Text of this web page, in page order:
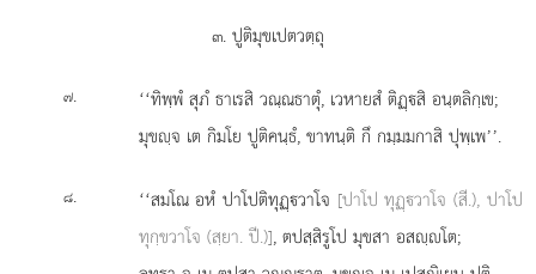
๓. ปูติมุขเปตวตฺถุ
๗.
‘‘ทิพฺพํ สุภํ ธาเรสิ วณฺณธาตุํ, เวหายสํ ติฏฺสิ อนฺตลิกฺเข;
มุขฺจ เต กิมโย ปูติคนฺธํ, ขาทนฺติ กึ กมฺมมกาสิ ปุพฺเพ’’.
๘. ‘‘สมโณ อหํ ปาโปติทุฏฺวาโจ [ปาโป ทุฏฺวาโจ (สี.), ปาโป
ทุกฺขวาโจ (สฺยา. ปี.)], ตปสฺสิรูโป มุขสา อสฺโต;